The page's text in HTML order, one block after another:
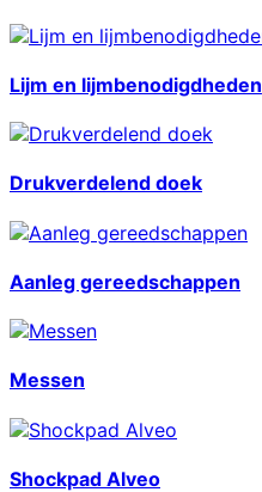
Lijm en lijmbenodigdheden
Drukverdelend doek
Aanleg gereedschappen
Messen
Shockpad Alveo